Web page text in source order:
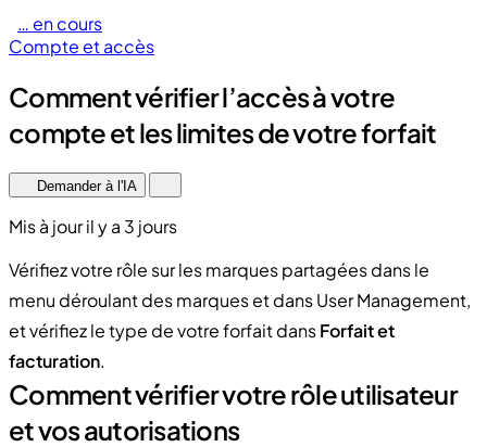
… en cours
Compte et accès
Comment vérifier l’accès à votre
compte et les limites de votre forfait
Demander à l'IA
Mis à jour il y a 3 jours
Vérifiez votre rôle sur les marques partagées dans le
menu déroulant des marques et dans User Management,
et vérifiez le type de votre forfait dansForfait et
facturation.
Comment vérifier votre rôle utilisateur
et vos autorisations